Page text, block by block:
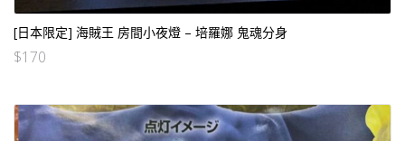
[日本限定] 海賊王 房間小夜燈 – 培羅娜 鬼魂分身
$170